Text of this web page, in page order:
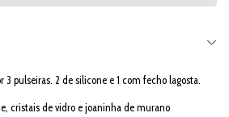
3 pulseiras. 2 de silicone e 1 com fecho lagosta.
cristais de vidro e joaninha de murano